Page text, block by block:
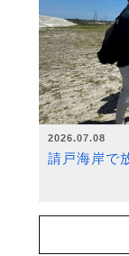
2026.07.08
請戸海岸で